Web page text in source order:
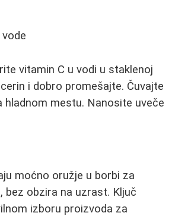
vitamin C u vodi u staklenoj
i dobro promešajte. Čuvajte
hladnom mestu. Nanosite uveče
moćno oružje u borbi za
bez obzira na uzrast. Ključ
izboru proizvoda za